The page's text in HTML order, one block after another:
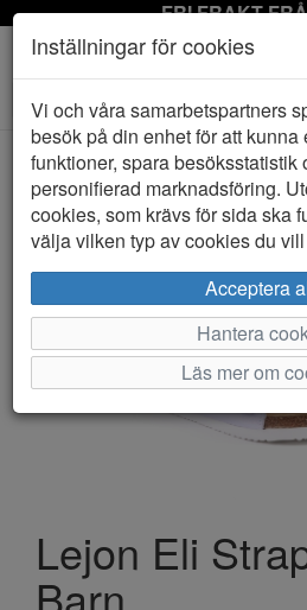
FRI FRAKT
Toggle
navigation
HEM ZOEY
Lejon Eli
Barn
Inställningar för cookies
Vi och våra samarbetspartners
besök på din enhet för att
funktioner, spara besöksstatistik
personifierad marknadsföring.
cookies, som krävs för sida ska
välja vilken typ av cookies du
Acceptera
Hantera
Läs mer om